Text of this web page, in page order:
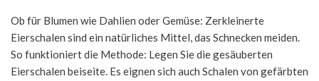
Ob für Blumen wie Dahlien oder Gemüse: Zerkleinerte
Eierschalen sind ein natürliches Mittel, das Schnecken meiden.
So funktioniert die Methode: Legen Sie die gesäuberten
Eierschalen beiseite. Es eignen sich auch Schalen von gefärbten